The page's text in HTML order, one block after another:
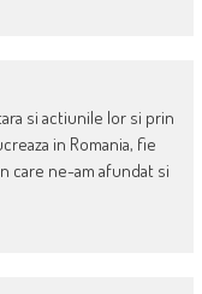
si actiunile lor si prin
in Romania, fie
care ne-am afundat si